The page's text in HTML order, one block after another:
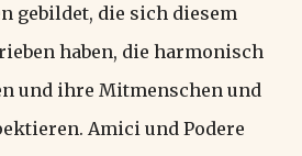
gebildet, die sich diesem
haben, die harmonisch
und ihre Mitmenschen und
Amici und Podere